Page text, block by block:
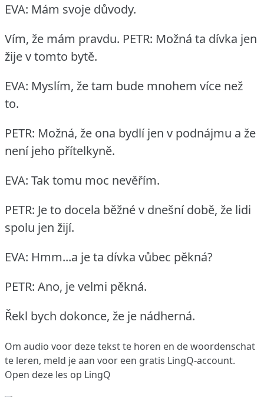
EVA: Mám svoje důvody.
Vím, že mám pravdu. PETR: Možná ta dívka jen
žije v tomto bytě.
EVA: Myslím, že tam bude mnohem více než
to.
PETR: Možná, že ona bydlí jen v podnájmu a že
není jeho přítelkyně.
EVA: Tak tomu moc nevěřím.
PETR: Je to docela běžné v dnešní době, že lidi
spolu jen žijí.
EVA: Hmm...a je ta dívka vůbec pěkná?
PETR: Ano, je velmi pěkná.
Řekl bych dokonce, že je nádherná.
Om audio voor deze tekst te horen en de woordenschat
te leren, meld je aan voor een gratis LingQ-account.
Open deze les op LingQ